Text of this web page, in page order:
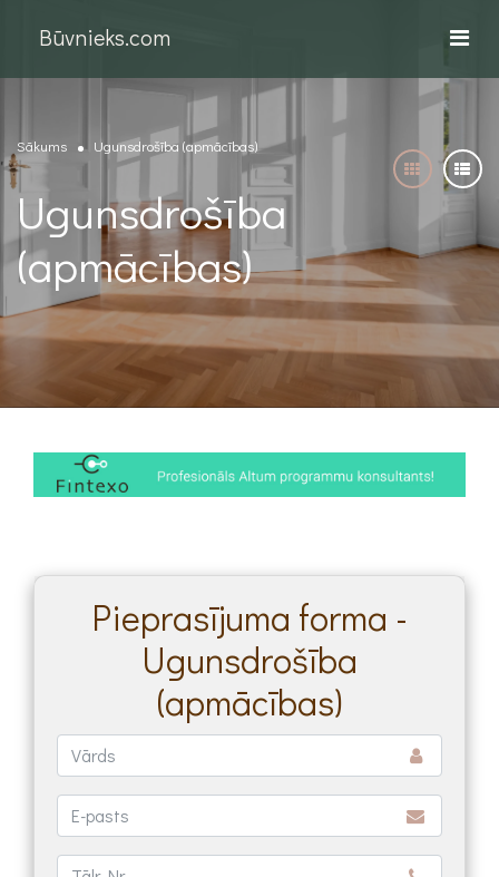
Būvnieks.com
Sākums Ugunsdrošība (apmācības)
Ugunsdrošība
(apmācības)
Pieprasījuma forma -
Ugunsdrošība
(apmācības)